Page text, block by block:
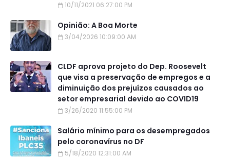
10/11/2021 06:27:00 PM
Opinião: A Boa Morte
3/04/2026 10:09:00 AM
CLDF aprova projeto do Dep. Roosevelt
que visa a preservação de empregos e a
diminuição dos prejuízos causados ao
setor empresarial devido ao COVID19
3/26/2020 11:55:00 PM
Salário mínimo para os desempregados
pelo coronavírus no DF
5/18/2020 12:31:00 AM